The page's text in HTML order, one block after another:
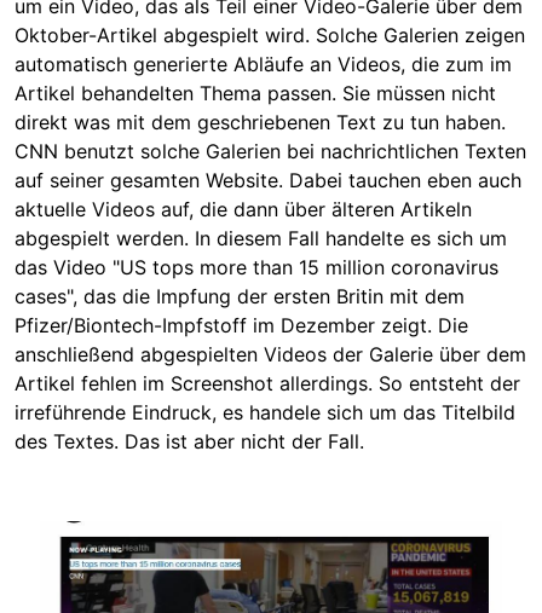
um ein Video, das als Teil einer Video-Galerie über dem
Oktober-Artikel abgespielt wird. Solche Galerien zeigen
automatisch generierte Abläufe an Videos, die zum im
Artikel behandelten Thema passen. Sie müssen nicht
direkt was mit dem geschriebenen Text zu tun haben.
CNN benutzt solche Galerien bei nachrichtlichen Texten
auf seiner gesamten Website. Dabei tauchen eben auch
aktuelle Videos auf, die dann über älteren Artikeln
abgespielt werden. In diesem Fall handelte es sich um
das Video "US tops more than 15 million coronavirus
cases", das die Impfung der ersten Britin mit dem
Pfizer/Biontech-Impfstoff im Dezember zeigt. Die
anschließend abgespielten Videos der Galerie über dem
Artikel fehlen im Screenshot allerdings. So entsteht der
irreführende Eindruck, es handele sich um das Titelbild
des Textes. Das ist aber nicht der Fall.
Image